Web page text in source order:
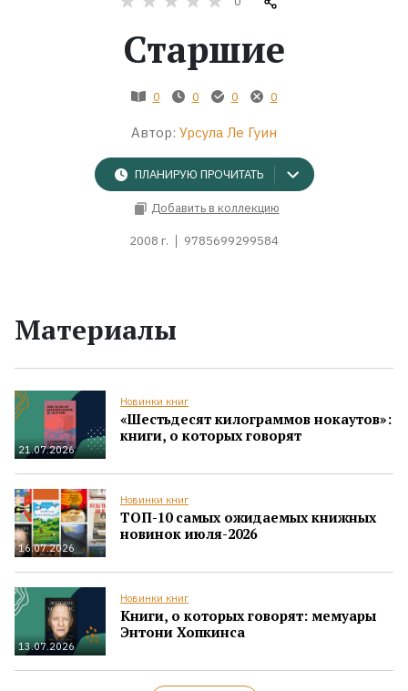
Экранизации
Коллекции
Старшие
0 0 0 0
Автор: Урсула Ле Гуин
ПЛАНИРУЮ ПРОЧИТАТЬ
Добавить в коллекцию
2008 г. 9785699299584
Материалы
21.07.2026
Новинки книг
«Шестьдесят килограммов нокаутов»:
книги, о которых говорят
16.07.2026
Новинки книг
ТОП-10 самых ожидаемых книжных
новинок июля-2026
13.07.2026
Новинки книг
Книги, о которых говорят: мемуары
Энтони Хопкинса